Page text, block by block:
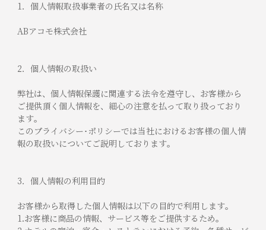
1．個人情報取扱事業者の氏名又は名称
ABアコモ株式会社
2．個人情報の取扱い
弊社は、個人情報保護に関連する法令を遵守し、お客様から
ご提供頂く個人情報を、細心の注意を払って取り扱っており
ます。
このプライバシー･ポリシーでは当社におけるお客様の個人情
報の取扱いについてご説明しております。
3．個人情報の利用目的
お客様から取得した個人情報は以下の目的で利用します。
1.お客様に商品の情報、サービス等をご提供するため。